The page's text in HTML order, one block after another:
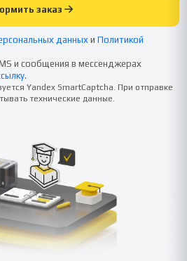
заказ
данных и Политикой
и сообщения в мессенджерах
.
Yandex SmartCaptcha. При отправке
технические данные.